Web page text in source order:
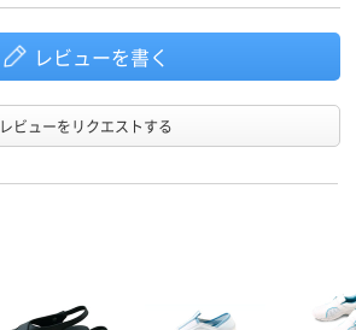
レビューを書く
レビューをリクエストする